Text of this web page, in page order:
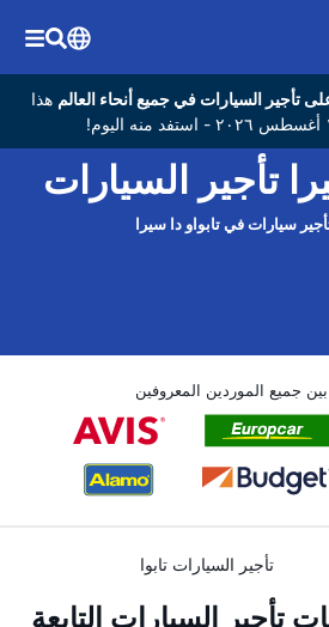
هذا
تأجير السيارات
سيارات في تابواو دا سيرا
جميع الموردين المعروفين
تأجير السيارات تابوا
تأجير السيارات التابعة